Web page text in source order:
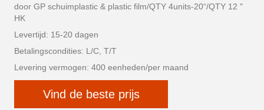
door GP schuimplastic & plastic film/QTY 4units-20“/QTY 12 "
HK
Levertijd: 15-20 dagen
Betalingscondities: L/C, T/T
Levering vermogen: 400 eenheden/per maand
Vind de beste prijs